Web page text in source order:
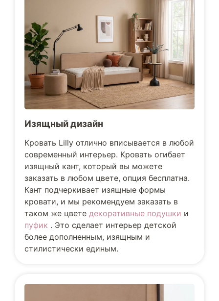
Изящный дизайн
Кровать Lilly отлично вписывается в любой
современный интерьер. Кровать огибает
изящный кант, который вы можете
заказать в любом цвете, опция бесплатна.
Кант подчеркивает изящные формы
кровати, и мы рекомендуем заказать в
таком же цвете декоративные подушки и
пуфик . Это сделает интерьер детской
более дополненным, изящным и
стилистически единым.